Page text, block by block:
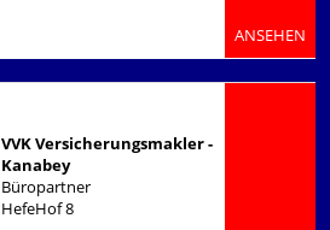
ANSEHEN
VVK Versicherungsmakler -
Kanabey
Büropartner
HefeHof 8